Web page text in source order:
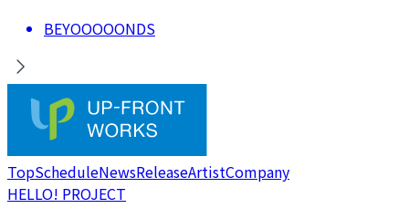
BEYOOOOONDS
TopScheduleNewsReleaseArtistCompany
HELLO! PROJECT